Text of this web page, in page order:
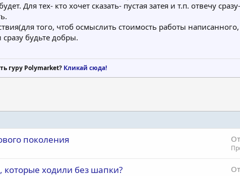
Для тех- кто хочет сказать- пустая затея и т.п. отвечу
того, чтоб осмыслить стоимость работы
будьте добры.
гуру Polymarket? Кликай сюда!
поколения
которые ходили без шапки?